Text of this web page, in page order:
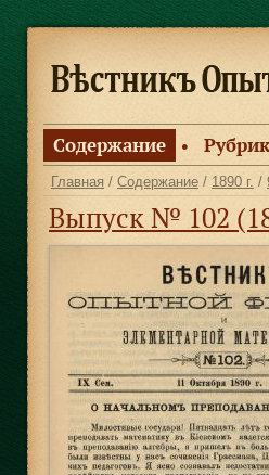
Содержание ●
Главная / Содержание / 1890 г. /
Выпуск № 102